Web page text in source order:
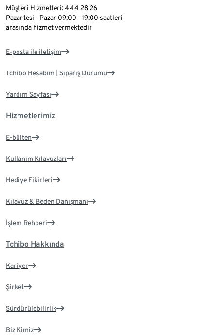
Müşteri Hizmetleri: 444 28 26
Pazartesi - Pazar 09:00 - 19:00 saatleri
arasında hizmet vermektedir
E-posta ile iletişim
Tchibo Hesabım | Sipariş Durumu
Yardım Sayfası
Hizmetlerimiz
E-bülten
Kullanım Kılavuzları
Hediye Fikirleri
Kılavuz & Beden Danışmanı
İşlem Rehberi
Tchibo Hakkında
Kariyer
Şirket
Sürdürülebilirlik
Biz Kimiz